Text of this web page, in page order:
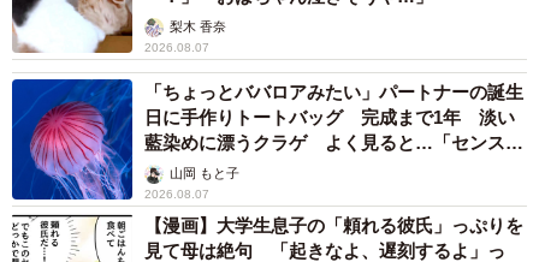
梨木 香奈
2026.08.07
「ちょっとババロアみたい」パートナーの誕生
日に手作りトートバッグ 完成まで1年 淡い
藍染めに漂うクラゲ よく見ると…「センスす
ごい」山岡 もと子
2026.08.07
【漫画】大学生息子の「頼れる彼氏」っぷりを
見て母は絶句 「起きなよ、遅刻するよ」っ